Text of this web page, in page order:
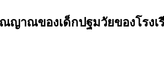
าณของเด็กปฐมวัยของโรงเ